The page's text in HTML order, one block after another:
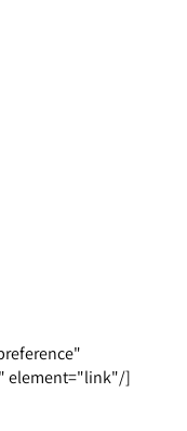
element="link"/]